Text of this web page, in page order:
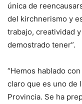
única de
del kirchnerismo y
trabajo, creatividad
demostrado tener”.
“Hemos hablado
claro que es uno de
Provincia. Se ha